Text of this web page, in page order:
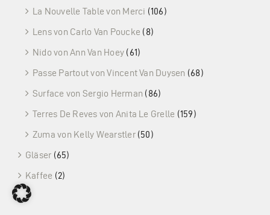
La Nouvelle Table von Merci (106)
Lens von Carlo Van Poucke (8)
Nido von Ann Van Hoey (61)
Passe Partout von Vincent Van Duysen (68)
Surface von Sergio Herman (86)
Terres De Reves von Anita Le Grelle (159)
Zuma von Kelly Wearstler (50)
Gläser (65)
Kaffee (2)